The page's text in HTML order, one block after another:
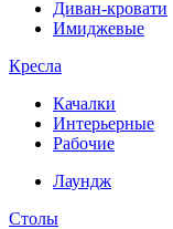
Диван-кровати
Имиджевые
Кресла
Качалки
Интерьерные
Рабочие
Лаундж
Столы